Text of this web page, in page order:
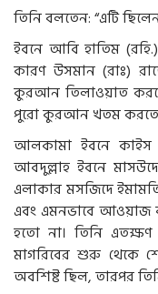
তিনি বলতেন: “এটি
ইবনে আবি হাতিম
কারণ উসমান (রাঃ)
কুরআন তিলাওয়াত
পুরো কুরআন খতম
আলকামা ইবনে কাইস
আবদুল্লাহ ইবনে
এলাকার মসজিদে
এবং এমনভাবে আওয়াজ
হতো না। তিনি
মাগরিবের শুরু থেকে
অবশিষ্ট ছিল, তারপর